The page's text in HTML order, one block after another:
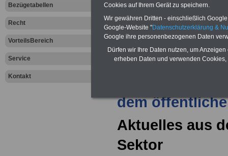
Bezügetabellen
Recht
VorteilsBereich
Service
Kontakt
den Fall der
Leben
dem
Aktuelles aus
Sektor
Cookies auf Ihrem Gerät zu speichern.
Wir gewähren Dritten - einschließlich
Google-Website "Datenschutzerklärung &
Google ihre personenbezogenen Daten
Dürfen wir Ihre Daten nutzen, um
erheben Daten und verwenden